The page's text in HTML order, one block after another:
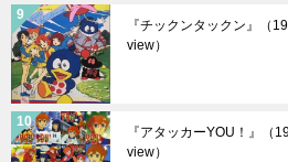
『チックンタックン』（
view）
『アタッカーYOU！』（
view）